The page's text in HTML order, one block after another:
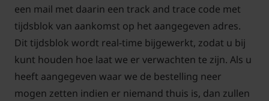
Allium tuberosum Puur is een bladverliezende
kruidenplant. Deze Knoflookbieslook bloeit van mei
t/m juli met lichtpaarse bloemen, wordt uiteindelijk
ongeveer 40 cm hoog en staat bij voorkeur in de zon
- halfschaduw.
een mail met daarin een track and trace code met
tijdsblok van aankomst op het aangegeven adres.
Dit tijdsblok wordt real-time bijgewerkt, zodat u bij
kunt houden hoe laat we er verwachten te zijn. Als u
heeft aangegeven waar we de bestelling neer
mogen zetten indien er niemand thuis is, dan zullen